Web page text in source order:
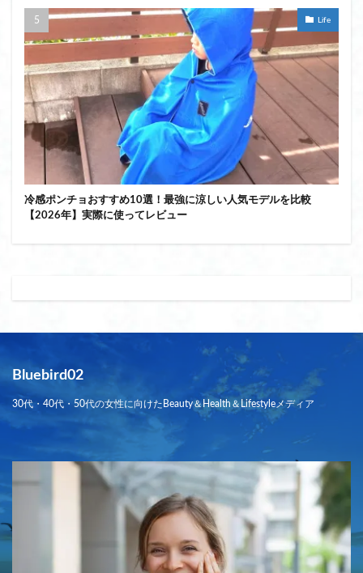
Life
冷感ポンチョおすすめ10選！最強に涼しい人気モデルを比較
【2026年】実際に使ってレビュー
Bluebird02
30代・40代・50代の女性に向けたBeauty＆Health＆Lifestyleメディア